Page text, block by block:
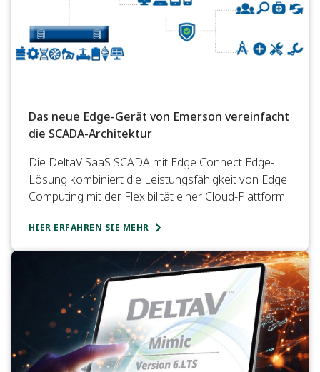
Das neue Edge-Gerät von Emerson vereinfacht
die SCADA-Architektur
Die DeltaV SaaS SCADA mit Edge Connect Edge-
Lösung kombiniert die Leistungsfähigkeit von Edge
Computing mit der Flexibilität einer Cloud-Plattform
HIER ERFAHREN SIE MEHR